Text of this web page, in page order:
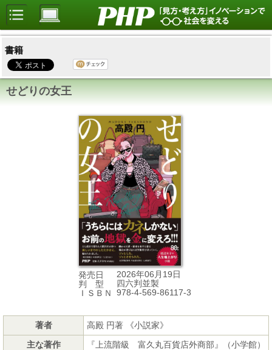
書籍
せどりの女王
発売日
2026年06月19日
判 型
四六判並製
ＩＳＢＮ
978-4-569-86117-3
著者
高殿 円著 《小説家》
主な著作
『上流階級 富久丸百貨店外商部』（小学館）